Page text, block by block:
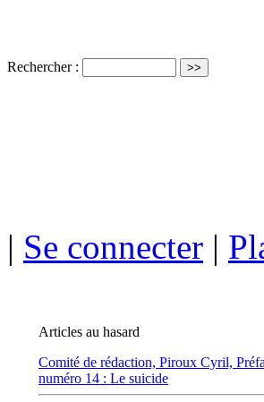
Rechercher :
| Se connecter |
Articles au hasard
Comité de rédaction, Piroux Cyril,
numéro 14 : Le suicide